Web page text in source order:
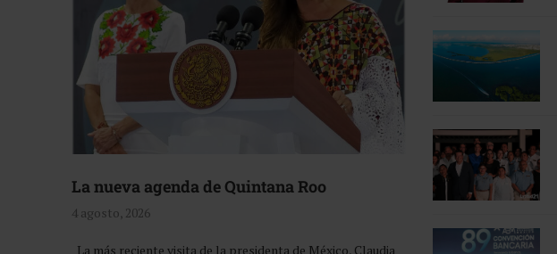
La nueva agenda de Quintana Roo
4 agosto, 2026
La más reciente visita de la presidenta de México, Claudia